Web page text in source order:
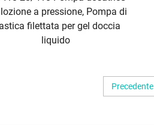
a pressione, Pompa di
filettata per gel doccia
liquido
Precedente